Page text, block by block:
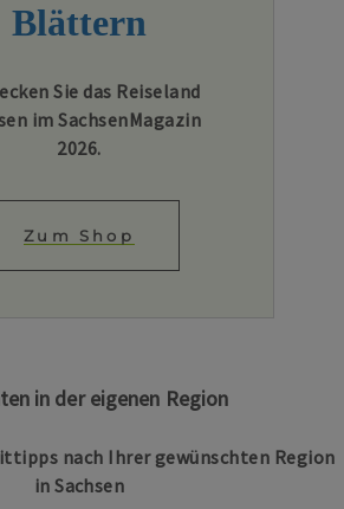
Blättern
Sie das Reiseland
im SachsenMagazin
2026.
Zum Shop
in der eigenen Region
nach Ihrer gewünschten Region
in Sachsen